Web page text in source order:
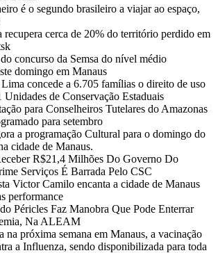
é o segundo brasileiro a viajar ao espaço,
recupera cerca de 20% do território perdido em
concurso da Semsa do nível médio
domingo em Manaus
concede a 6.705 famílias o direito de uso
Unidades de Conservação Estaduais
para Conselheiros Tutelares do Amazonas
para setembro
a programação Cultural para o domingo do
cidade de Manaus.
R$21,4 Milhões Do Governo Do
Serviços É Barrada Pelo CSC
Victor Camilo encanta a cidade de Manaus
performance
Péricles Faz Manobra Que Pode Enterrar
Na ALEAM
na próxima semana em Manaus, a vacinação
a Influenza, sendo disponibilizada para toda